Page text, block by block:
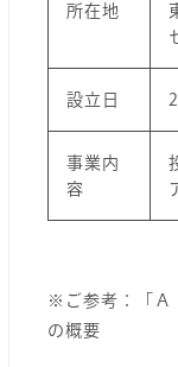
所在地
設立日
事業内
容
※ご参考：「Ａ
の概要